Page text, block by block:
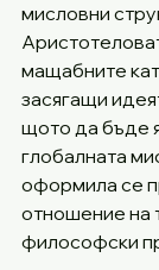
мисловни
мащабните
засягащи
щото да бъде
глобалната
оформила се
отношение на
философски